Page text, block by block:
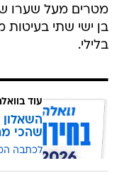
בן ישי שתי בעיטות
בלילי.
עוד
שהכי
לכתבה